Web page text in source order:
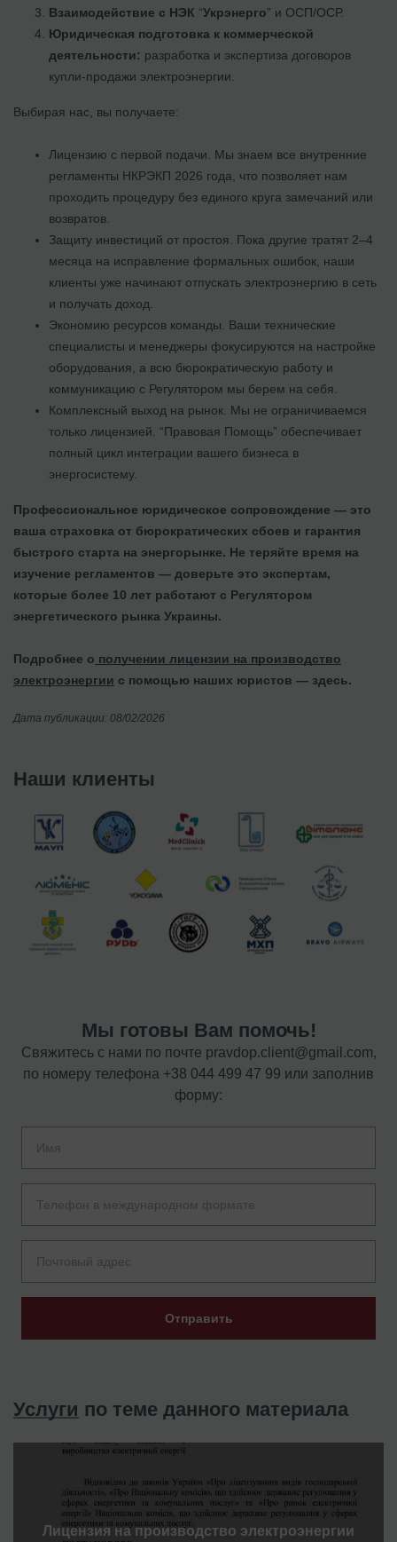
Взаимодействие с НЭК “Укрэнерго” и ОСП/ОСР.
Юридическая подготовка к коммерческой
деятельности: разработка и экспертиза договоров
купли-продажи электроэнергии.
Выбирая нас, вы получаете:
Лицензию с первой подачи. Мы знаем все внутренние
регламенты НКРЭКП 2026 года, что позволяет нам
проходить процедуру без единого круга замечаний или
возвратов.
Защиту инвестиций от простоя. Пока другие тратят 2–4
месяца на исправление формальных ошибок, наши
клиенты уже начинают отпускать электроэнергию в сеть
и получать доход.
Экономию ресурсов команды. Ваши технические
специалисты и менеджеры фокусируются на настройке
оборудования, а всю бюрократическую работу и
коммуникацию с Регулятором мы берем на себя.
Комплексный выход на рынок. Мы не ограничиваемся
только лицензией. “Правовая Помощь” обеспечивает
полный цикл интеграции вашего бизнеса в
энергосистему.
Профессиональное юридическое сопровождение — это
ваша страховка от бюрократических сбоев и гарантия
быстрого старта на энергорынке. Не теряйте время на
изучение регламентов — доверьте это экспертам,
которые более 10 лет работают с Регулятором
энергетического рынка Украины.
Подробнее о получении лицензии на производство
электроэнергии с помощью наших юристов — здесь.
Дата публикации: 08/02/2026
Наши клиенты
Мы готовы Вам помочь!
Свяжитесь с нами по почте pravdop.client@gmail.com,
по номеру телефона +38 044 499 47 99 или заполнив
форму:
Отправить
Услуги по теме данного материала
Лицензия на производство электроэнергии